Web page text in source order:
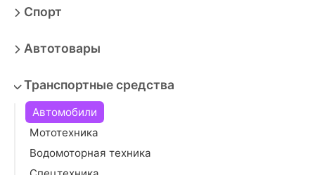
Спорт
Автотовары
Транспортные средства
Автомобили
Мототехника
Водомоторная техника